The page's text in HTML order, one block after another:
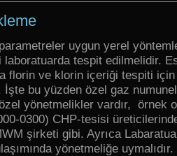
uygun yerel
laboratuarda tespit edilmelidir.
florin ve klorin içeriği tespiti
İşte bu yüzden özel gaz
yönetmelikler vardır, örnek
0300) CHP-tesisi
şirketi gibi. Ayrıca
yönetmeliğe